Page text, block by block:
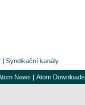
| Syndikační kanály
News | Atom Downloads